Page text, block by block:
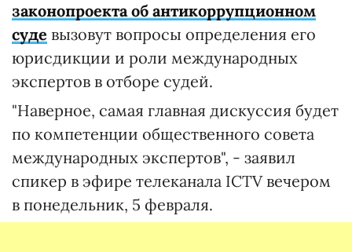
законопроекта об антикоррупционном
суде вызовут вопросы определения его
юрисдикции и роли международных
экспертов в отборе судей.
"Наверное, самая главная дискуссия будет
по компетенции общественного совета
международных экспертов", - заявил
спикер в эфире телеканала ICTV вечером
в понедельник, 5 февраля.